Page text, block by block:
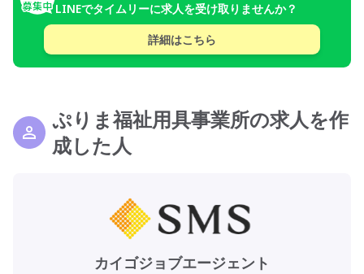
LINEでタイムリーに求人を受け取りませんか？
詳細はこちら
ぷりま福祉用具事業所の求人を作
成した人
カイゴジョブエージェント